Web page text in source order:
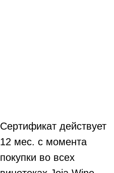
Сертификат действует
12 мес. с момента
покупки во всех